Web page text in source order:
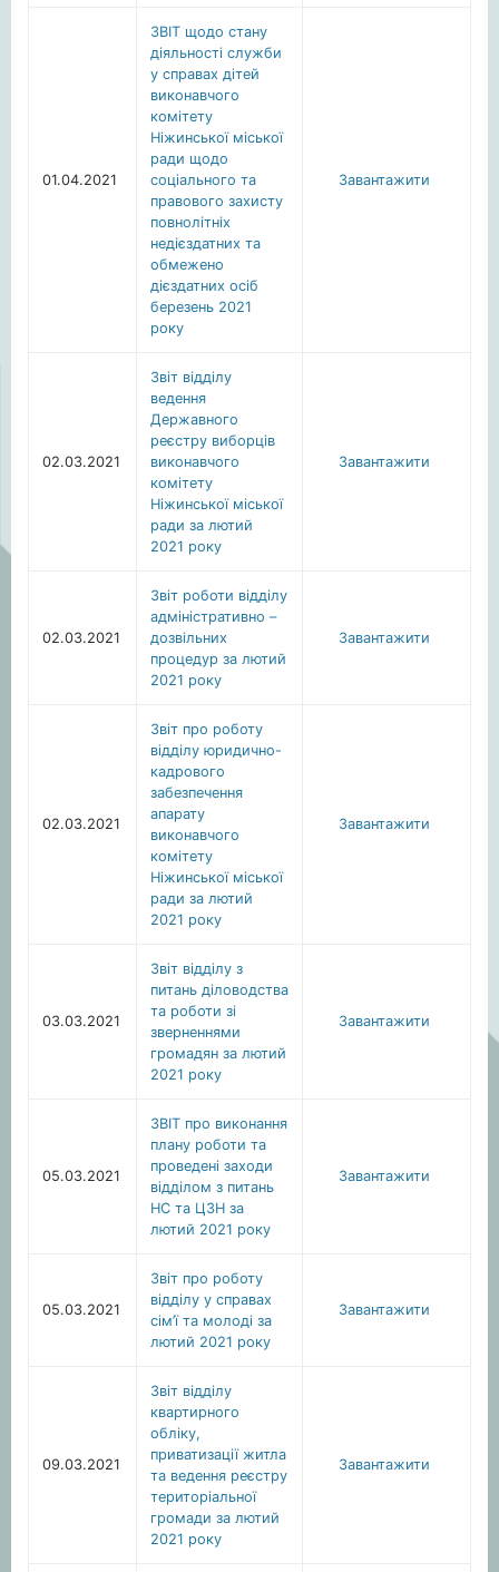
01.04.2021
ЗВІТ щодо стану
діяльності служби
у справах дітей
виконавчого
комітету
Ніжинської міської
ради щодо
соціального та
правового захисту
повнолітніх
недієздатних та
обмежено
дієздатних осіб
березень 2021
року
Завантажити
02.03.2021
Звіт відділу
ведення
Державного
реєстру виборців
виконавчого
комітету
Ніжинської міської
ради за лютий
2021 року
Завантажити
02.03.2021
Звіт роботи відділу
адміністративно –
дозвільних
процедур за лютий
2021 року
Завантажити
02.03.2021
Звіт про роботу
відділу юридично-
кадрового
забезпечення
апарату
виконавчого
комітету
Ніжинської міської
ради за лютий
2021 року
Завантажити
03.03.2021
Звіт відділу з
питань діловодства
та роботи зі
зверненнями
громадян за лютий
2021 року
Завантажити
05.03.2021
ЗВІТ про виконання
плану роботи та
проведені заходи
відділом з питань
НС та ЦЗН за
лютий 2021 року
Завантажити
05.03.2021
Звіт про роботу
відділу у справах
сім’ї та молоді за
лютий 2021 року
Завантажити
09.03.2021
Звіт відділу
квартирного
обліку,
приватизації житла
та ведення реєстру
територіальної
громади за лютий
2021 року
Завантажити